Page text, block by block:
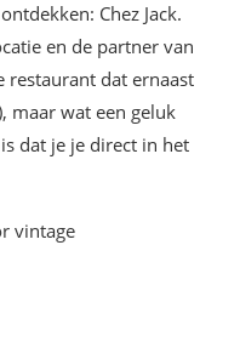
Chez Jack.
en de partner van
restaurant dat ernaast
maar wat een geluk
dat je je direct in het